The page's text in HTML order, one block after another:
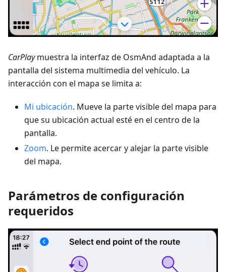
CarPlaymuestra la interfaz de OsmAnd adaptada a la
pantalla del sistema multimedia del vehículo. La
interacción con el mapa se limita a:
Mi ubicación. Mueve la parte visible del mapa para
que su ubicación actual esté en el centro de la
pantalla.
Zoom. Le permite acercar y alejar la parte visible
del mapa.
Parámetros de configuración
requeridos